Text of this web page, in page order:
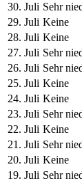
30. Juli Sehr
29. Juli Keine
28. Juli Keine
27. Juli Sehr
26. Juli Sehr
25. Juli Keine
24. Juli Keine
23. Juli Sehr
22. Juli Keine
21. Juli Sehr
20. Juli Keine
19. Juli Sehr